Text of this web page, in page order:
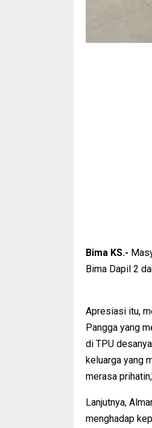
Bima KS.-
Bima Dapil 2
Apresiasi itu,
Pangga yang
di TPU
keluarga yang
merasa
Lanjutnya,
menghadap